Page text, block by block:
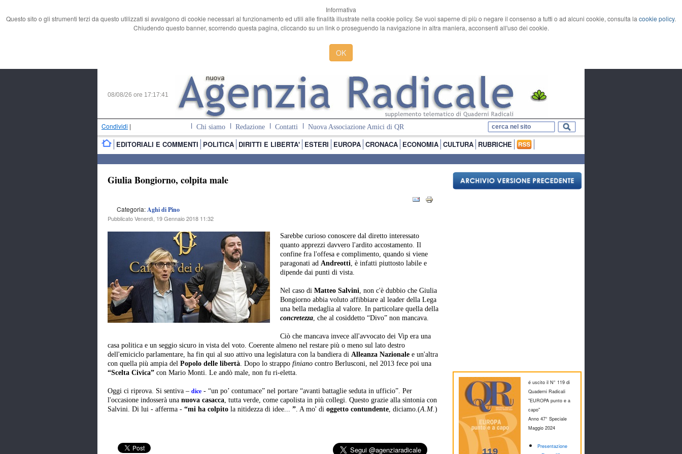
Informativa
Questo sito o gli strumenti terzi da questo utilizzati si avvalgono di cookie necessari al funzionamento ed utili alle finalità illustrate nella cookie policy. Se vuoi saperne di più o negare il consenso a tutti o ad alcuni cookie, consulta la cookie policy.
Chiudendo questo banner, scorrendo questa pagina, cliccando su un link o proseguendo la navigazione in altra maniera, acconsenti all'uso dei cookie.
OK
08/08/26 ore 17:17:42
Condividi | Chi siamo Redazione Contatti Nuova Associazione Amici di QR
EDITORIALI E COMMENTI POLITICA DIRITTI E LIBERTA' ESTERI EUROPA CRONACA ECONOMIA CULTURA RUBRICHE
Giulia Bongiorno, colpita male
Categoria:Aghi di Pino
Pubblicato Venerdì, 19 Gennaio 2018 11:32
Sarebbe curioso conoscere dal diretto interessato
quanto apprezzi davvero l'ardito accostamento. Il
confine fra l'offesa e complimento, quando si viene
paragonati ad Andreotti, è infatti piuttosto labile e
dipende dai punti di vista.
Nel caso di Matteo Salvini, non c'è dubbio che Giulia
Bongiorno abbia voluto affibbiare al leader della Lega
una bella medaglia al valore. In particolare quella della
concretezza, che al cosiddetto “Divo” non mancava.
Ciò che mancava invece all'avvocato dei Vip era una
casa politica e un seggio sicuro in vista del voto. Coerente almeno nel restare più o meno sul lato destro
dell'emiciclo parlamentare, ha fin qui al suo attivo una legislatura con la bandiera di Alleanza Nazionale e un'altra
con quella più ampia del Popolo delle libertà. Dopo lo strappo finiano contro Berlusconi, nel 2013 fece poi una
“Scelta Civica” con Mario Monti. Le andò male, non fu ri-eletta.
Oggi ci riprova. Si sentiva – dice - “un po’ contumace” nel portare “avanti battaglie seduta in ufficio”. Per
l'occasione indosserà una nuova casacca, tutta verde, come capolista in più collegi. Questo grazie alla sintonia con
Salvini. Di lui - afferma - “mi ha colpito la nitidezza di idee... ”. A mo' di oggetto contundente, diciamo.(A.M.)
é uscito il N° 119 di
Quaderni Radicali
"EUROPA punto e a
capo"
Anno 47° Speciale
Maggio 2024
Presentazione